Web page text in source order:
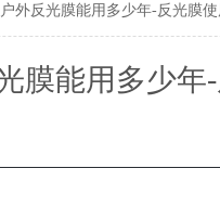
户外反光膜能用多少年-反光膜使
膜能用多少年